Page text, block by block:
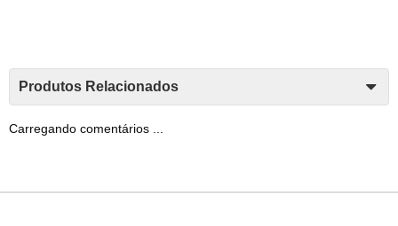
Produtos Relacionados
Carregando comentários ...